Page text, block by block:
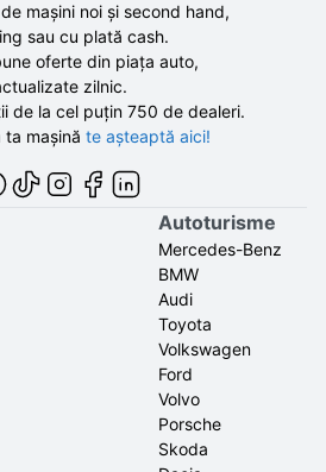
mașini noi și second hand,
sau cu plată cash.
oferte din piața auto,
zilnic.
de la cel puțin 750 de dealeri.
ta mașină te așteaptă aici!
Autoturisme
Mercedes-Benz
BMW
Audi
Toyota
Volkswagen
Ford
Volvo
Porsche
Skoda